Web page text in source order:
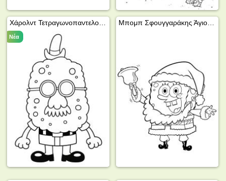
Χάρολντ Τετραγωνοπαντελονής
Νέα
Μπομπ Σφουγγαράκης Άγιος Βασίλης